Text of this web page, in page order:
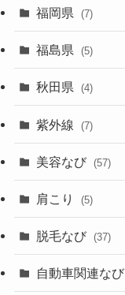
福岡県 (7)
福島県 (5)
秋田県 (4)
紫外線 (7)
美容なび (57)
肩こり (5)
脱毛なび (37)
自動車関連なび